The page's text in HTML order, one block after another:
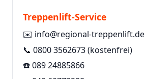
Treppenlift-Service
✉️ info@regional-treppenlift.de
📞 0800 3562673(kostenfrei)
☎️089 24885866